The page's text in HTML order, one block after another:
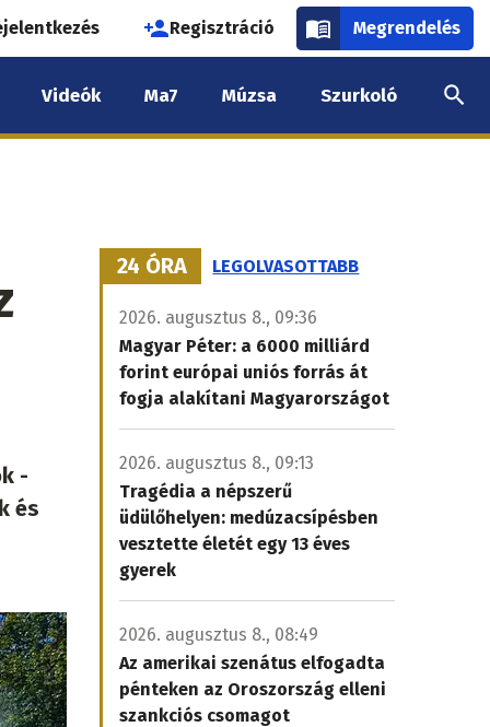
Regisztráció Megrendelés
Videók Ma7 Múzsa Szurkoló
-
és
24 ÓRA LEGOLVASOTTABB
2026. augusztus 8., 09:36
Magyar Péter: a 6000 milliárd
forint európai uniós forrás át
fogja alakítani Magyarországot
2026. augusztus 8., 09:13
Tragédia a népszerű
üdülőhelyen: medúzacsípésben
vesztette életét egy 13 éves
gyerek
2026. augusztus 8., 08:49
Az amerikai szenátus elfogadta
pénteken az Oroszország elleni
szankciós csomagot